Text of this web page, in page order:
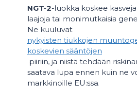
NGT-2-luokka koskee
laajoja tai monimutkaisia
Ne kuuluvat
nykyisten tiukkojen
koskevien sääntöjen
piiriin, ja niistä tehdään
saatava lupa ennen kuin ne
markkinoille EU:ssa.